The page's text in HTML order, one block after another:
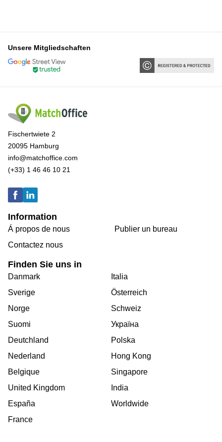
Unsere Mitgliedschaften
Fischertwiete 2
20095 Hamburg
info@matchoffice.com
(+33) 1 46 46 10 21
Information
Á propos de nous
Contactez nous
Publier un bureau
Finden Sie uns in
Danmark
Sverige
Norge
Suomi
Deutchland
Nederland
Belgique
United Kingdom
España
France
Italia
Österreich
Schweiz
Україна
Polska
Hong Kong
Singapore
India
Worldwide